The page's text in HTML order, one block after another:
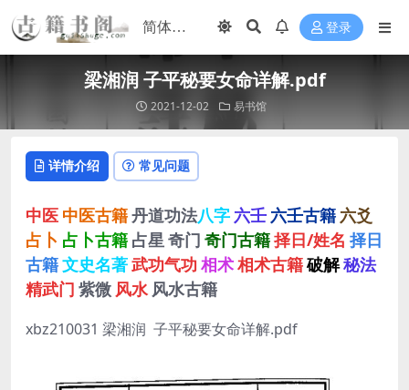
登录
梁湘润 子平秘要女命详解.pdf
2021-12-02 易书馆
详情介绍 常见问题
中医 中医古籍丹道功法八字 六壬 六壬古籍 六爻
占卜 占卜古籍 占星 奇门 奇门古籍择日/姓名 择日
古籍文史名著武功气功 相术相术古籍破解秘法
精武门 紫微 风水 风水古籍
xbz210031 梁湘润 子平秘要女命详解.pdf